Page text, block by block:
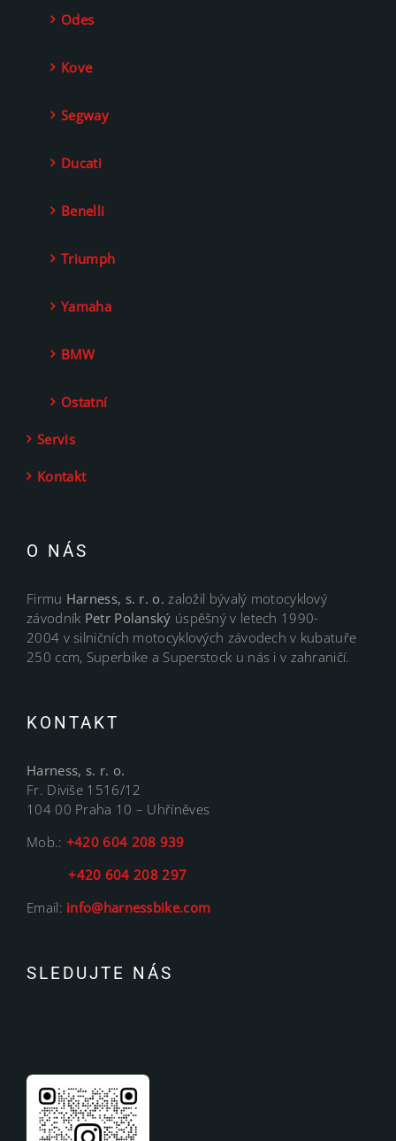
Odes
Kove
Segway
Ducati
Benelli
Triumph
Yamaha
BMW
Ostatní
Servis
Kontakt
O NÁS
Firmu Harness, s. r. o. založil bývalý motocyklový
závodník Petr Polanský úspěšný v letech 1990-
2004 v silničních motocyklových závodech v kubatuře
250 ccm, Superbike a Superstock u nás i v zahraničí.
KONTAKT
Harness, s. r. o.
Fr. Diviše 1516/12
104 00 Praha 10 – Uhříněves
Mob.: +420 604 208 939
+420 604 208 297
Email: info@harnessbike.com
SLEDUJTE NÁS